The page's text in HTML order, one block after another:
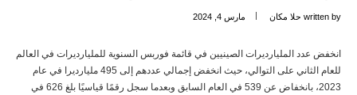
written by حلا مكان مارس 4, 2024
انخفض عدد المليارديرات الصينيين في قائمة فوربس السنوية للمليارديرات في العالم
للعام الثاني على التوالي، حيث انخفض إجمالي عددهم إلى 495 مليارديرا في عام
2023، بانخفاض عن 539 في العام السابق وبعدما سجل رقمًا قياسيًا بلغ 626 في